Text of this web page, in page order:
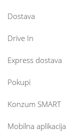
Dostava
Drive In
Express dostava
Pokupi
Konzum SMART
Mobilna aplikacija